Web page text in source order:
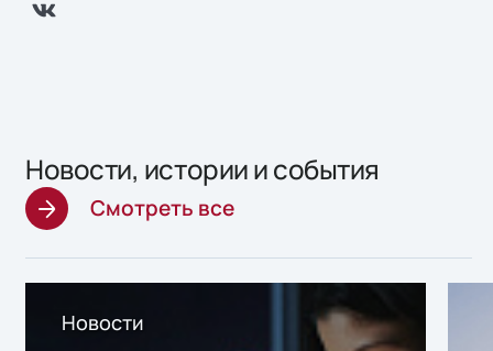
Новости, истории и события
Смотреть все
Новости